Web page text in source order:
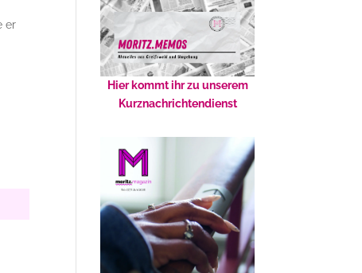
er
Hier kommt ihr zu unserem
Kurznachrichtendienst